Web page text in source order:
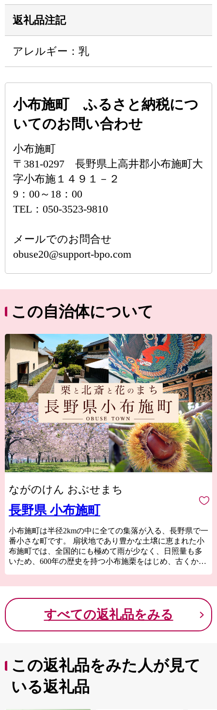
返礼品注記
アレルギー：乳
小布施町 ふるさと納税につ
いてのお問い合わせ
小布施町
〒381-0297 長野県上高井郡小布施町大
字小布施１４９１－２
9：00～18：00
TEL：050-3523-9810
メールでのお問合せ
obuse20@support-bpo.com
この自治体について
ながのけん おぶせまち
長野県 小布施町
小布施町は半径2kmの中に全ての集落が入る、長野県で一
番小さな町です。 扇状地であり豊かな土壌に恵まれた小
布施町では、全国的にも極めて雨が少なく、日照量も多
いため、600年の歴史を持つ小布施栗をはじめ、古くから
すべての返礼品をみる
この返礼品をみた人が見て
いる返礼品